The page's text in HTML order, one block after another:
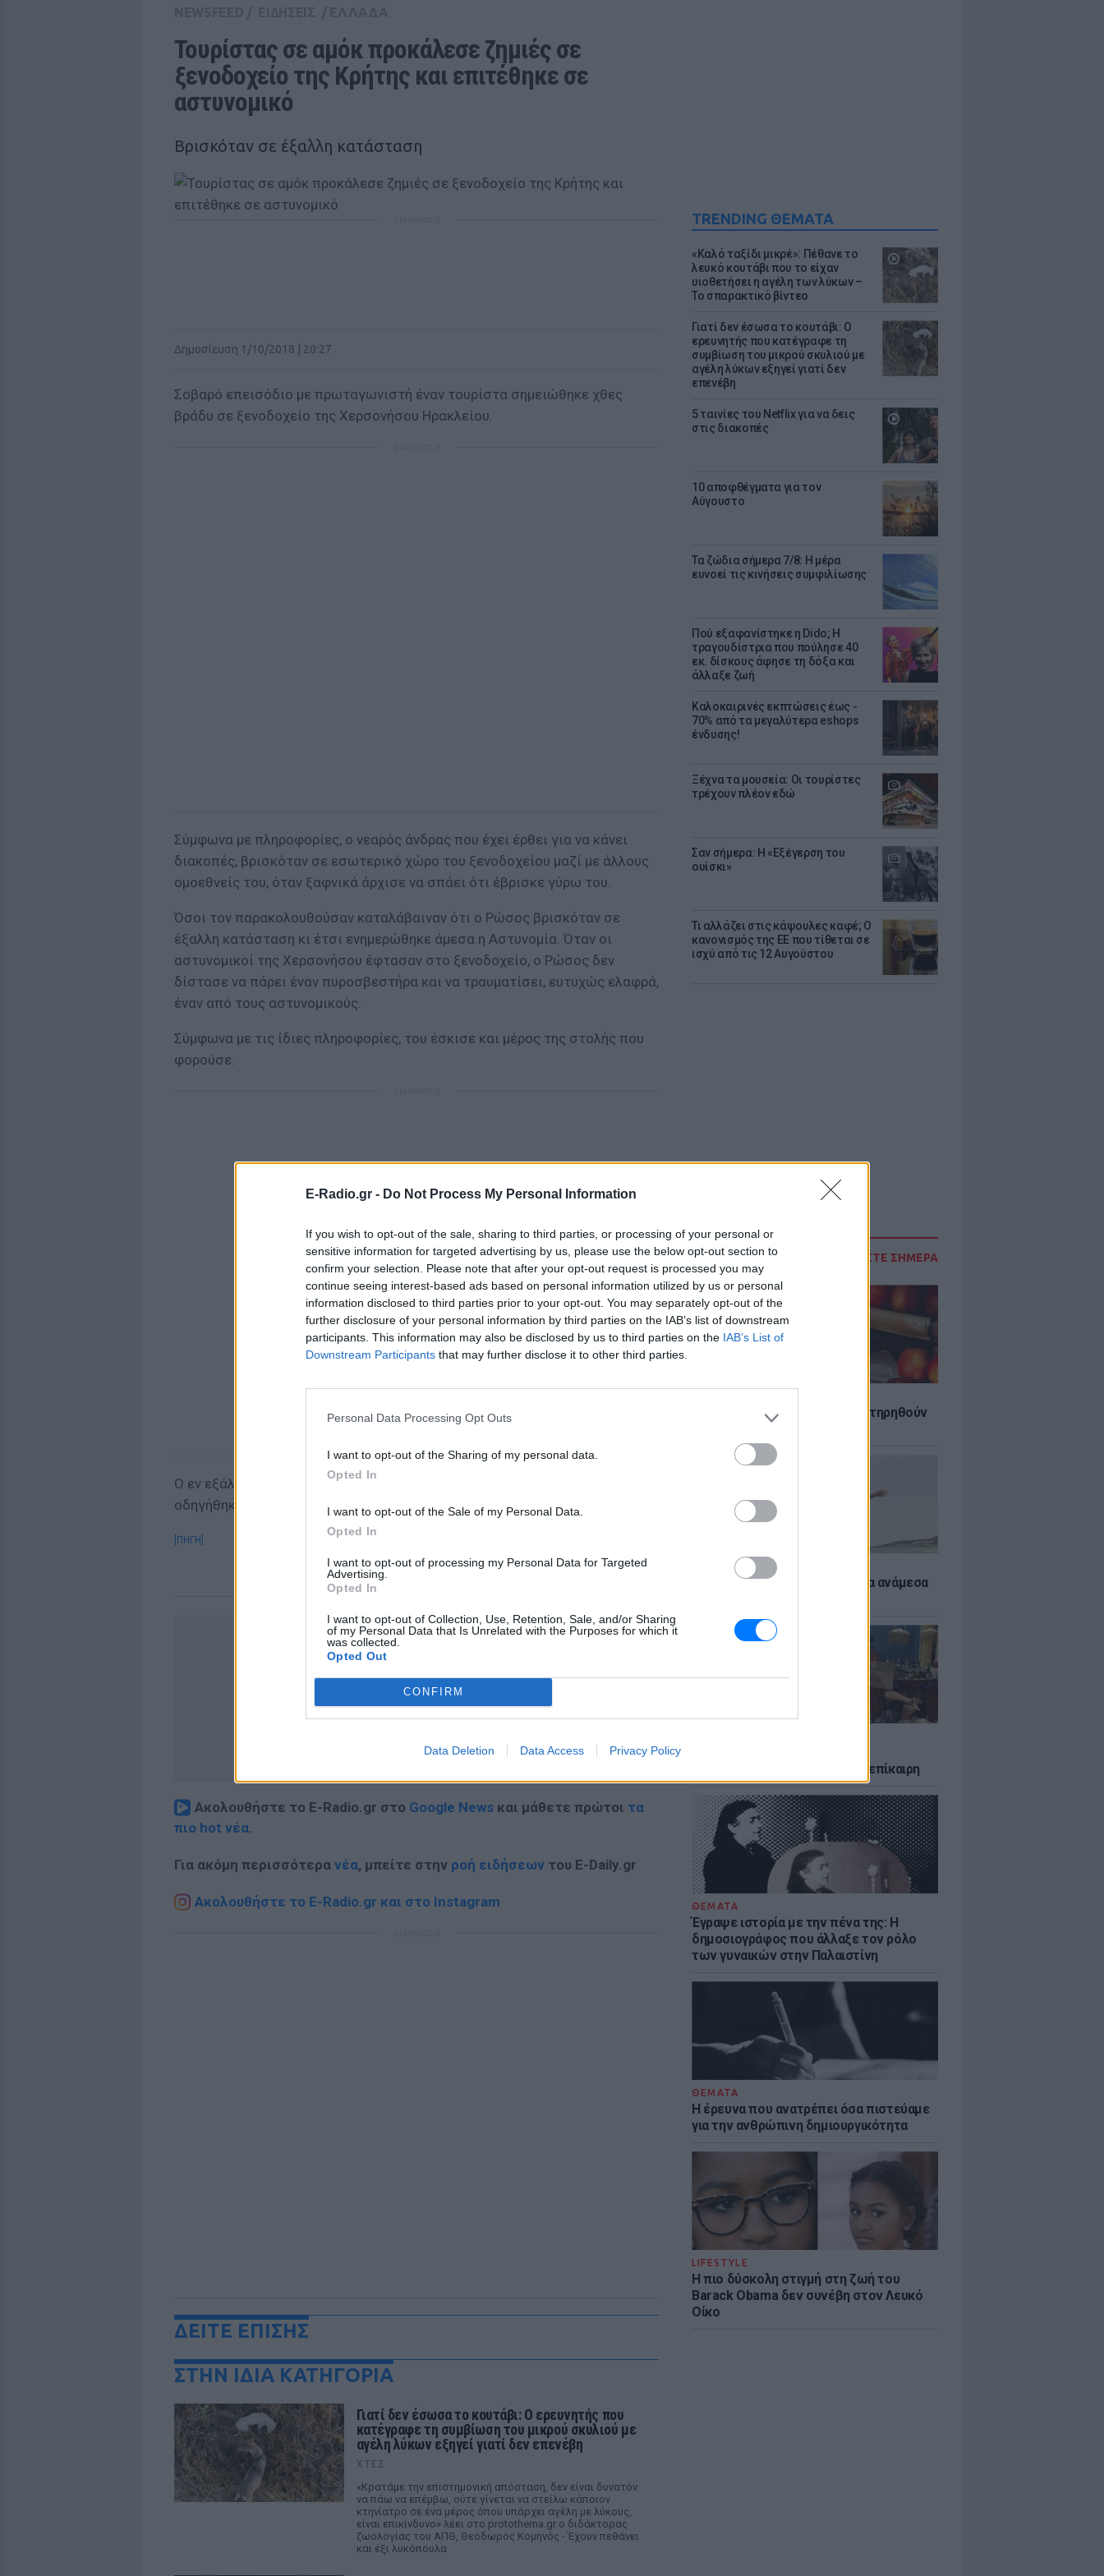
E-Radio.gr - Do Not Process My Personal Information
If you wish to opt-out of the sale, sharing to third parties, or processing of your personal or
sensitive information for targeted advertising by us, please use the below opt-out section to
confirm your selection. Please note that after your opt-out request is processed you may
continue seeing interest-based ads based on personal information utilized by us or personal
information disclosed to third parties prior to your opt-out. You may separately opt-out of the
further disclosure of your personal information by third parties on the IAB’s list of downstream
participants. This information may also be disclosed by us to third parties on the IAB’s List of
Downstream Participants that may further disclose it to other third parties.
Personal Data Processing Opt Outs
I want to opt-out of the Sharing of my personal data.
Opted In
I want to opt-out of the Sale of my Personal Data.
Opted In
I want to opt-out of processing my Personal Data for Targeted
Advertising.
Opted In
I want to opt-out of Collection, Use, Retention, Sale, and/or Sharing
of my Personal Data that Is Unrelated with the Purposes for which it
was collected.
Opted Out
CONFIRM
Data Deletion Data Access Privacy Policy
TRENDING ΘΕΜΑΤΑ
«Καλό ταξίδι μικρέ»: Πέθανε το
λευκό κουτάβι που το είχαν
υιοθετήσει η αγέλη των λύκων –
Το σπαρακτικό βίντεο
Γιατί δεν έσωσα το κουτάβι: Ο
ερευνητής που κατέγραφε τη
συμβίωση του μικρού σκυλιού με
αγέλη λύκων εξηγεί γιατί δεν
επενέβη
5 ταινίες του Netflix για να δεις
στις διακοπές
10 αποφθέγματα για τον
Αύγουστο
Τα ζώδια σήμερα 7/8: Η μέρα
ευνοεί τις κινήσεις συμφιλίωσης
Πού εξαφανίστηκε η Dido; Η
τραγουδίστρια που πούλησε 40
εκ. δίσκους άφησε τη δόξα και
άλλαξε ζωή
Καλοκαιρινές εκπτώσεις έως -
70% από τα μεγαλύτερα eshops
ένδυσης!
Ξέχνα τα μουσεία: Οι τουρίστες
τρέχουν πλέον εδώ
Σαν σήμερα: Η «Εξέγερση του
ουίσκι»
Τι αλλάζει στις κάψουλες καφέ; Ο
κανονισμός της ΕΕ που τίθεται σε
ισχύ από τις 12 Αυγούστου
ΔΙΑΒΑΣΤΕ ΣΗΜΕΡΑ
6 φρούτα που μπορουν να διατηρηθούν
Πώς να αποφύγεις το σύγκαμα ανάμεσα
νεοπλουτισμό και παραμένει επίκαιρη
ΘΕΜΑΤΑ
Έγραψε ιστορία με την πένα της: Η
δημοσιογράφος που άλλαξε τον ρόλο
των γυναικών στην Παλαιστίνη
ΘΕΜΑΤΑ
Η έρευνα που ανατρέπει όσα πιστεύαμε
για την ανθρώπινη δημιουργικότητα
LIFESTYLE
Η πιο δύσκολη στιγμή στη ζωή του
Barack Obama δεν συνέβη στον Λευκό
Οίκο
Τουρίστας σε αμόκ προκάλεσε ζημιές σε
ξενοδοχείο της Κρήτης και επιτέθηκε σε
αστυνομικό
Βρισκόταν σε έξαλλη κατάσταση
Δημοσίευση 1/10/2018 | 20:27
Σοβαρό επεισόδιο με πρωταγωνιστή έναν τουρίστα σημειώθηκε χθες
βράδυ σε ξενοδοχείο της Χερσονήσου Ηρακλείου.
Σύμφωνα με πληροφορίες, ο νεαρός άνδρας που έχει έρθει για να κάνει
διακοπές, βρισκόταν σε εσωτερικό χώρο του ξενοδοχείου μαζί με άλλους
ομοεθνείς του, όταν ξαφνικά άρχισε να σπάει ότι έβρισκε γύρω του.
Όσοι τον παρακολουθούσαν καταλάβαιναν ότι ο Ρώσος βρισκόταν σε
έξαλλη κατάσταση κι έτσι ενημερώθηκε άμεσα η Αστυνομία. Όταν οι
αστυνομικοί της Χερσονήσου έφτασαν στο ξενοδοχείο, ο Ρώσος δεν
δίστασε να πάρει έναν πυροσβεστήρα και να τραυματίσει, ευτυχώς ελαφρά,
έναν από τους αστυνομικούς.
Σύμφωνα με τις ίδιες πληροφορίες, του έσκισε και μέρος της στολής που
φορούσε.
Ο εν εξάλλω καταστάσει τουρίστας ακινητοποιήθηκε, συνελήφθη και
οδηγήθηκε στο Αυτόφωρο.
[ΠΗΓΗ]
Ακολουθήστε το E-Radio.gr στο Google News και μάθετε πρώτοι τα
πιο hot νέα.
Για ακόμη περισσότερα νέα, μπείτε στην ροή ειδήσεων του E-Daily.gr
Ακολουθήστε το E-Radio.gr και στο Instagram
ΔΕΙΤΕ ΕΠΙΣΗΣ
ΣΤΗΝ ΙΔΙΑ ΚΑΤΗΓΟΡΙΑ
Γιατί δεν έσωσα το κουτάβι: Ο ερευνητής που
κατέγραφε τη συμβίωση του μικρού σκυλιού με
αγέλη λύκων εξηγεί γιατί δεν επενέβη
ΧΤΕΣ
«Κρατάμε την επιστημονική απόσταση, δεν είναι δυνατόν
να πάω να επέμβω, ούτε γίνεται να στείλω κάποιον
κτηνίατρο σε ένα μέρος όπου υπάρχει αγέλη με λύκους,
είναι επικίνδυνο» λέει στο protothema.gr ο διδάκτορας
ζωολογίας του ΑΠΘ, Θεόδωρος Κομηνός - Έχουν πεθάνει
και έξι λυκόπουλα